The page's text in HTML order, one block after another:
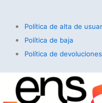
Política de alta de
Política de baja
Política de devoluciones